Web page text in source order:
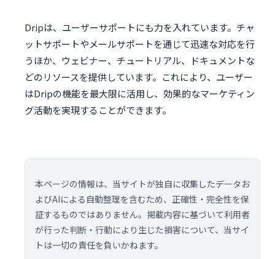
Dripは、ユーザーサポートにも力を入れています。チャ
ットサポートやメールサポートを通じて迅速な対応を行
うほか、ウェビナー、チュートリアル、ドキュメントな
どのリソースを提供しています。これにより、ユーザー
はDripの機能を最大限に活用し、効果的なマーケティン
グ活動を実現することができます。
本ページの情報は、当サイトが独自に収集したデータお
よびAIによる自動整理を含むため、正確性・完全性を保
証するものではありません。掲載内容に基づいて利用者
が行った判断・行動により生じた損害について、当サイ
トは一切の責任を負いかねます。